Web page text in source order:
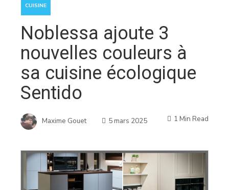
CUISINE
Noblessa ajoute 3
nouvelles couleurs à
sa cuisine écologique
Sentido
Maxime Gouet 5 mars 2025 1 Min Read